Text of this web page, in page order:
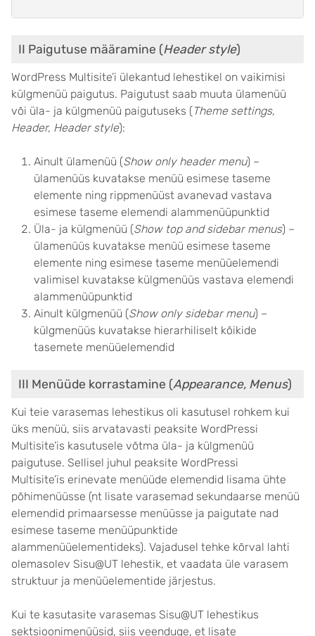
II Paigutuse määramine (Header style)
WordPress Multisite’i ülekantud lehestikel on vaikimisi
külgmenüü paigutus. Paigutust saab muuta ülamenüü
või üla- ja külgmenüü paigutuseks (Theme settings,
Header, Header style):
Ainult ülamenüü (Show only header menu) –
ülamenüüs kuvatakse menüü esimese taseme
elemente ning rippmenüüst avanevad vastava
esimese taseme elemendi alammenüüpunktid
Üla- ja külgmenüü (Show top and sidebar menus) –
ülamenüüs kuvatakse menüü esimese taseme
elemente ning esimese taseme menüüelemendi
valimisel kuvatakse külgmenüüs vastava elemendi
alammenüüpunktid
Ainult külgmenüü (Show only sidebar menu) –
külgmenüüs kuvatakse hierarhiliselt kõikide
tasemete menüüelemendid
III Menüüde korrastamine (Appearance, Menus)
Kui teie varasemas lehestikus oli kasutusel rohkem kui
üks menüü, siis arvatavasti peaksite WordPressi
Multisite’is kasutusele võtma üla- ja külgmenüü
paigutuse. Sellisel juhul peaksite WordPressi
Multisite’is erinevate menüüde elemendid lisama ühte
põhimenüüsse (nt lisate varasemad sekundaarse menüü
elemendid primaarsesse menüüsse ja paigutate nad
esimese taseme menüüpunktide
alammenüüelementideks). Vajadusel tehke kõrval lahti
olemasolev Sisu@UT lehestik, et vaadata üle varasem
struktuur ja menüüelementide järjestus.
Kui te kasutasite varasemas Sisu@UT lehestikus
sektsioonimenüüsid, siis veenduge, et lisate